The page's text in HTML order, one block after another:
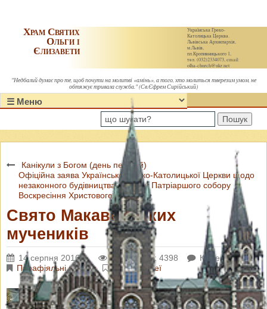
Українська Греко-
Католицька Церква.
Львівська Архиєпархія,
м.Львів,
пл.Кропивницького 1,
тел. (032)2334073, email:
olha-church@ukr.net
Храм Святих
Ольги і
Єлизавети
"Недбалий думає про те, щоб почути на молитві «амінь», а того, хто молиться тверезим умом, не
обтяжує тривала служба." (Св.Єфрем Сирійський)
Пошук
Канікули з Богом (день перший)
Офіційна заява Української Греко-Католицької Церкви щодо
незаконного будівництва поблизу Патріаршого собору
Воскресіння Христового в Києві
Свято Макавейських
мучеників
14 серпня 2016 р. Переглядів: 4398
Коментарі: 0
Парафіяльні новини
Фотогалереї